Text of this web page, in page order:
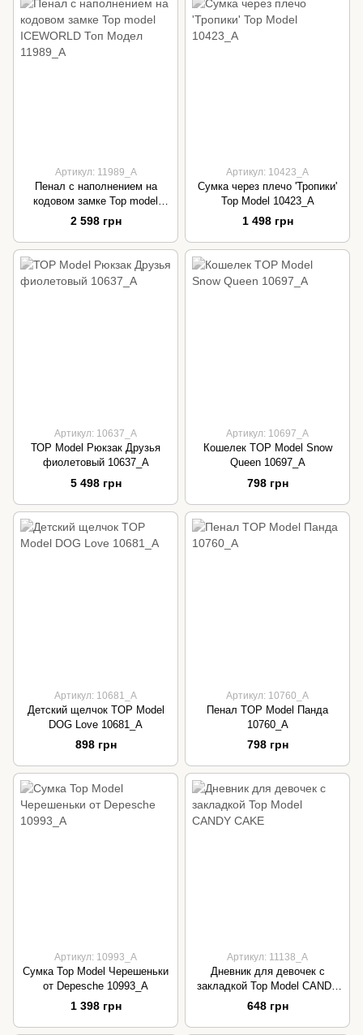
Артикул: 11989_A
Пенал с наполнением на
кодовом замке Top model
ICEWORLD Топ Модел
11989_A
2 598 грн
Артикул: 10423_A
Сумка через плечо 'Тропики'
Top Model 10423_A
1 498 грн
Артикул: 10637_A
ТОР Model Рюкзак Друзья
фиолетовый 10637_A
5 498 грн
Артикул: 10697_A
Кошелек TOP Model Snow
Queen 10697_A
798 грн
Артикул: 10681_A
Детский щелчок TOP Model
DOG Love 10681_A
898 грн
Артикул: 10760_A
Пенал TOP Model Панда
10760_A
798 грн
Артикул: 10993_A
Сумка Top Model Черешеньки
от Depesche 10993_A
1 398 грн
Артикул: 11138_A
Дневник для девочек с
закладкой Top Model CANDY
CAKE
648 грн